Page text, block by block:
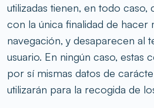
utilizadas tienen, en todo
con la única finalidad de hacer
navegación, y desaparecen al
usuario. En ningún caso, estas
por sí mismas datos de
utilizarán para la recogida de